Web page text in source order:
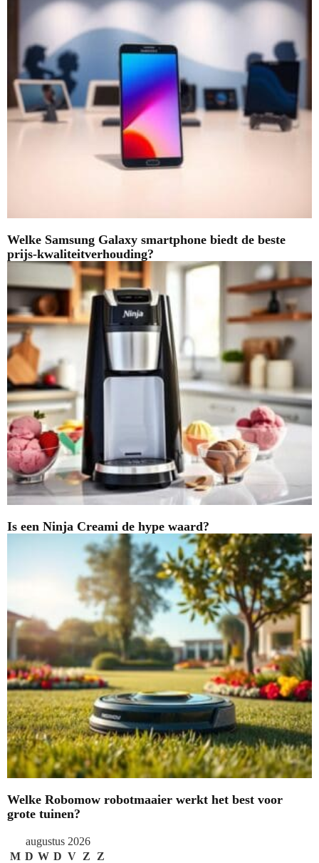
Welke Samsung Galaxy smartphone biedt de beste
prijs-kwaliteitverhouding?
Is een Ninja Creami de hype waard?
Welke Robomow robotmaaier werkt het best voor
grote tuinen?
augustus 2026
M D W D V Z
Z